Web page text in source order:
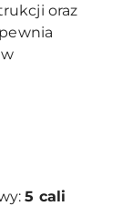
oraz
5 cali